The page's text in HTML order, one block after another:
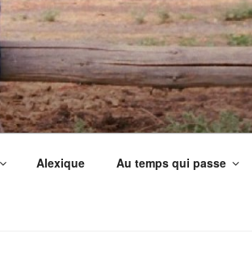
Alexique Au temps qui passe